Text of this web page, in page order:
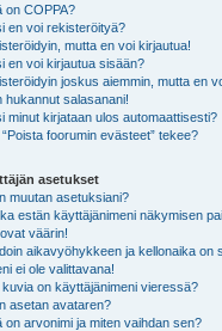
on COPPA?
en voi rekisteröityä?
mutta en voi kirjautua!
en voi kirjautua sisään?
joskus aiemmin, mutta en
hukannut salasanani!
minut kirjataan ulos automaattisesti?
“Poista foorumin evästeet” tekee?
asetukset
muutan asetuksiani?
estän käyttäjänimeni näkymisen
väärin!
aikavyöhykkeen ja kellonaika on
ei ole valittavana!
kuvia on käyttäjänimeni vieressä?
asetan avataren?
on arvonimi ja miten vaihdan sen?